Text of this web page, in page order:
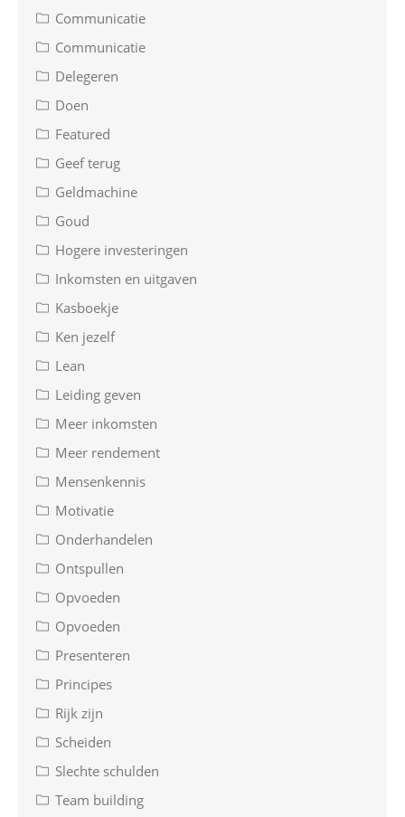
Communicatie
Communicatie
Delegeren
Doen
Featured
Geef terug
Geldmachine
Goud
Hogere investeringen
Inkomsten en uitgaven
Kasboekje
Ken jezelf
Lean
Leiding geven
Meer inkomsten
Meer rendement
Mensenkennis
Motivatie
Onderhandelen
Ontspullen
Opvoeden
Opvoeden
Presenteren
Principes
Rijk zijn
Scheiden
Slechte schulden
Team building